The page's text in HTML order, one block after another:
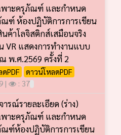
าะครุภัณฑ์ และกำหนด
ณฑ์ ห้องปฏิบัติการการเขียน
ค้าโลจิสติกส์เสมือนจริง
VR แสดงการทำงานแบบ
พ.ศ.2569 ครั้งที่ 2
PDF
ดาวน์โหลดPDF
|
: 37
ารณ์รายละเอียด (ร่าง)
าะครุภัณฑ์ และกำหนด
ณฑ์ห้องปฏิบัติการการเขียน